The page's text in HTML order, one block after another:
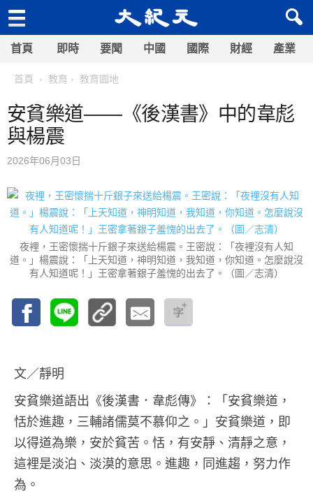
首頁 即時 要聞 中國 國際 財經 產業
首頁 教育 教育園地
安貧樂道——《後漢書》中的韋彪
與楊震
2026年06月03日
夜裡，王密懷揣十斤銀子來送給楊震。王密說：「夜裡沒有人知
道。」楊震說：「上天知道，神明知道，我知道，你知道。怎麼說沒
有人知道呢！」王密拿著銀子羞愧的出去了。（圖／志清）
文／靜明
安貧樂道語出《後漢書．韋彪傳》：「安貧樂道，
恬於進趣，三輔諸儒莫不慕仰之。」安貧樂道，即
以得道為樂，安於貧苦。恬，有安靜、清靜之意，
這裡是淡泊、淡漠的意思。進趣，同進趨，努力作
為。